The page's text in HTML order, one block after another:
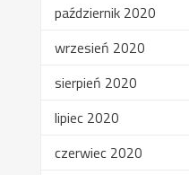
październik 2020
wrzesień 2020
sierpień 2020
lipiec 2020
czerwiec 2020